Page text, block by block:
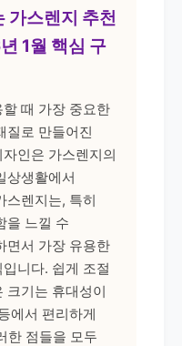
가스렌지 추천
1월 핵심 구
때 가장 중요한
질로 만들어진
인은 가스렌지의
상생활에서
스렌지는, 특히
을 느낄 수
면서 가장 유용한
니다. 쉽게 조절
크기는 휴대성이
에서 편리하게
한 점들을 모두